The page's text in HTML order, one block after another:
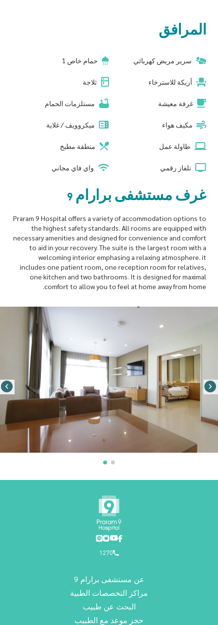
المرافق
سرير مريض كهربائي حمام خاص 1
أريكة للاسترخاء ثلاجة
غرفة معيشة مستلزمات الحمام
مكيف هواء ميكروويف / غلاية
طاولة عمل منطقة مطبخ
تلفاز رقمي واي فاي مجاني
غرف مستشفى برارام 9
Praram 9 Hospital offers a variety of accommodation options to
the highest safety standards. All rooms are equipped with
necessary amenities and designed for convenience and comfort
to aid in your recovery. The suite is the largest room with a
welcoming interior emphasing a relaxing atmosphere. it
includes one patient room, one reception room for relatives,
one kitchen and two bathrooms. It is designed for maximal
comfort to allow you to feel at home away from home.
1270
عن مستشفى برارام 9
مراكز التخصصات الطبية
البحث عن طبيب
حجز موعد مع الطبيب